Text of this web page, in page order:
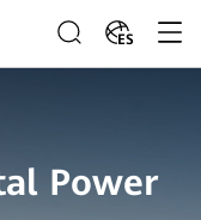
ES
Power